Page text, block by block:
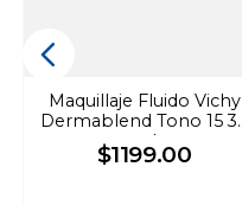
Maquillaje Fluido Vichy
Dermablend Tono 15 30
ml
$1199.00